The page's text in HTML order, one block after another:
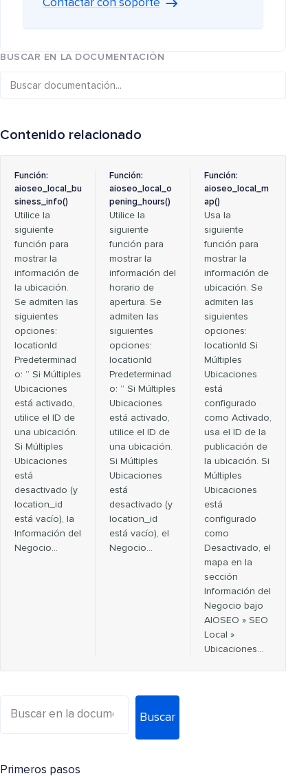
Contactar con soporte
BUSCAR EN LA DOCUMENTACIÓN
Contenido relacionado
Función:
aioseo_local_bu
siness_info()
Utilice la
siguiente
función para
mostrar la
información de
la ubicación.
Se admiten las
siguientes
opciones:
locationId
Predeterminad
o: ” Si Múltiples
Ubicaciones
está activado,
utilice el ID de
una ubicación.
Si Múltiples
Ubicaciones
está
desactivado (y
location_id
está vacío), la
Información del
Negocio…
Función:
aioseo_local_o
pening_hours()
Utilice la
siguiente
función para
mostrar la
información del
horario de
apertura. Se
admiten las
siguientes
opciones:
locationId
Predeterminad
o: ” Si Múltiples
Ubicaciones
está activado,
utilice el ID de
una ubicación.
Si Múltiples
Ubicaciones
está
desactivado (y
location_id
está vacío), el
Negocio…
Función:
aioseo_local_m
ap()
Usa la
siguiente
función para
mostrar la
información de
ubicación. Se
admiten las
siguientes
opciones:
locationId Si
Múltiples
Ubicaciones
está
configurado
como Activado,
usa el ID de la
publicación de
la ubicación. Si
Múltiples
Ubicaciones
está
configurado
como
Desactivado, el
mapa en la
sección
Información del
Negocio bajo
AIOSEO » SEO
Local »
Ubicaciones…
Buscar
Primeros pasos